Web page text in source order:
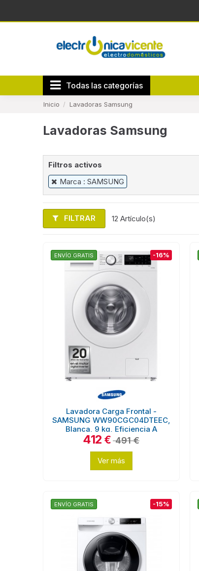
Todas las categorías
Inicio Lavadoras Samsung
Lavadoras Samsung
Filtros activos
Marca : SAMSUNG
FILTRAR 12 Artículo(s)
ENVÍO GRATIS -16%
Lavadora Carga Frontal -
SAMSUNG WW90CGC04DTEEC,
Blanca, 9 kg, Eficiencia A
412 €491 €
Ver más
ENVÍO GRATIS -15%